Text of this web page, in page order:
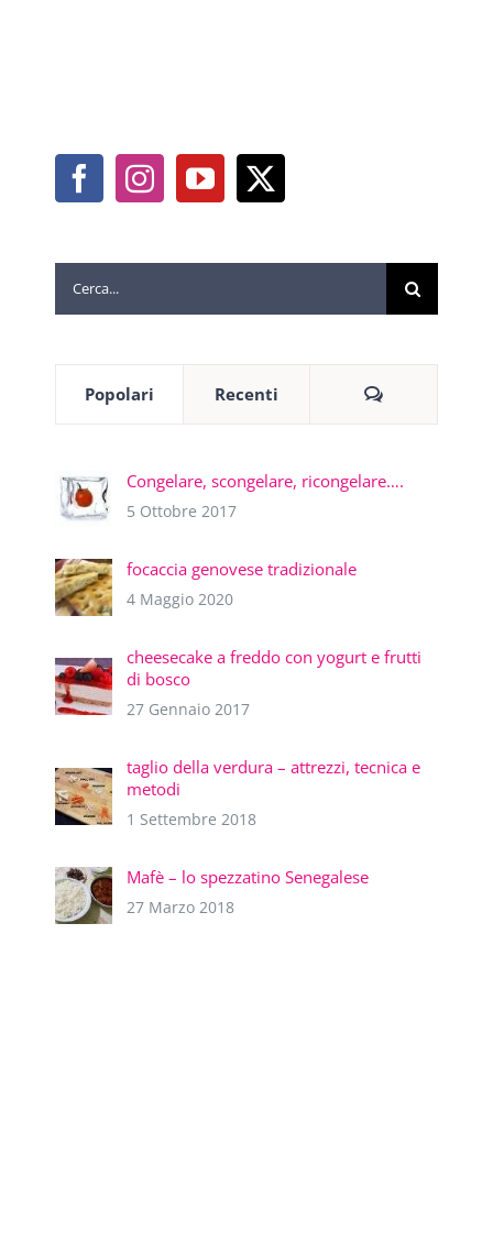
Cerca
per:
Popolari Recenti Commenti
Congelare, scongelare, ricongelare….
5 Ottobre 2017
focaccia genovese tradizionale
4 Maggio 2020
cheesecake a freddo con yogurt e frutti
di bosco
27 Gennaio 2017
taglio della verdura – attrezzi, tecnica e
metodi
1 Settembre 2018
Mafè – lo spezzatino Senegalese
27 Marzo 2018